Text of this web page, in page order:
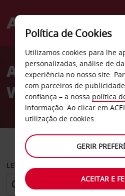
Welcome
AvisAluguer de
Worcester
CARRO
LEVANTAR EM
Política de Cookies
Utilizamos cookies para lhe
personalizadas, análise de
experiência no nosso site.
com parceiros de
confiança – a nossa política
informação. Ao clicar em
utilização de cookies.
GERIR
ACEITAR E